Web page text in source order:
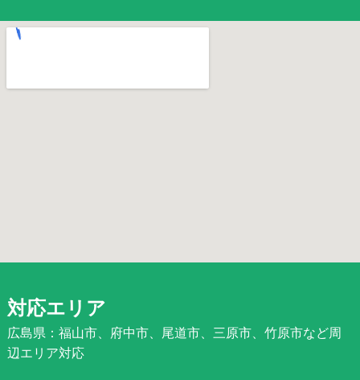
対応エリア
広島県：福山市、府中市、尾道市、三原市、竹原市など周
辺エリア対応